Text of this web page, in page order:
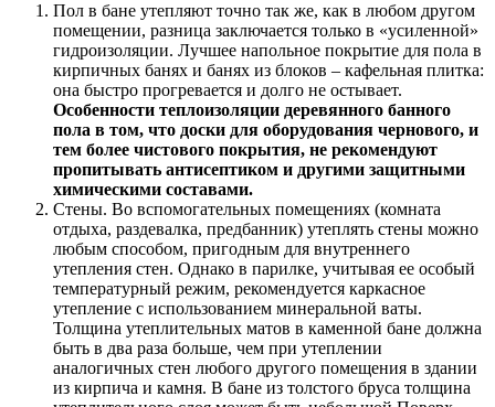
Пол в бане утепляют точно так же, как в любом другом
помещении, разница заключается только в «усиленной»
гидроизоляции. Лучшее напольное покрытие для пола в
кирпичных банях и банях из блоков – кафельная плитка:
она быстро прогревается и долго не остывает.
Особенности теплоизоляции деревянного банного
пола в том, что доски для оборудования чернового, и
тем более чистового покрытия, не рекомендуют
пропитывать антисептиком и другими защитными
химическими составами.
Стены. Во вспомогательных помещениях (комната
отдыха, раздевалка, предбанник) утеплять стены можно
любым способом, пригодным для внутреннего
утепления стен. Однако в парилке, учитывая ее особый
температурный режим, рекомендуется каркасное
утепление с использованием минеральной ваты.
Толщина утеплительных матов в каменной бане должна
быть в два раза больше, чем при утеплении
аналогичных стен любого другого помещения в здании
из кирпича и камня. В бане из толстого бруса толщина